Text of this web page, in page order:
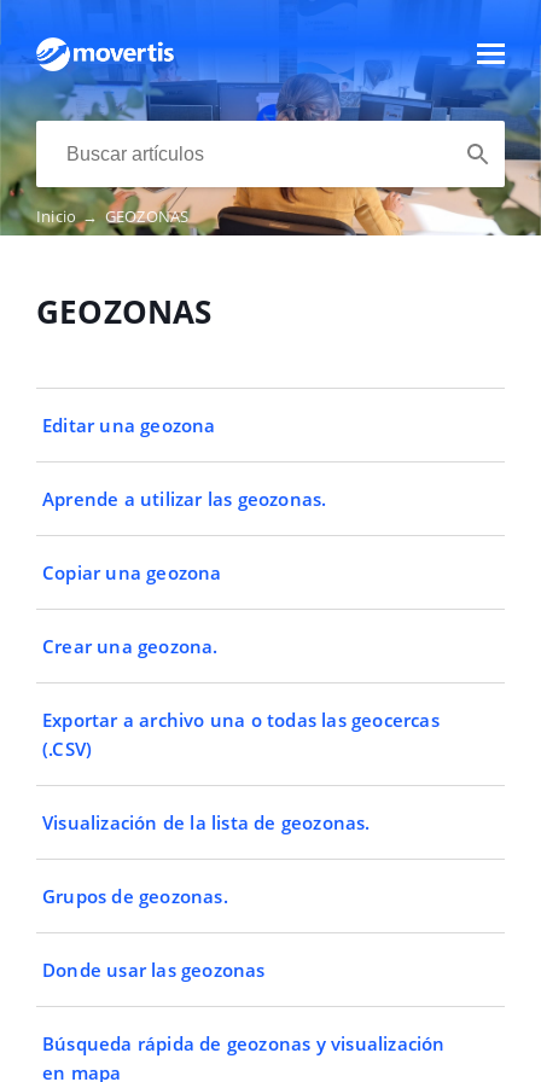
Inicio→ GEOZONAS
GEOZONAS
Editar una geozona
Aprende a utilizar las geozonas.
Copiar una geozona
Crear una geozona.
Exportar a archivo una o todas las geocercas
(.CSV)
Visualización de la lista de geozonas.
Grupos de geozonas.
Donde usar las geozonas
Búsqueda rápida de geozonas y visualización
en mapa